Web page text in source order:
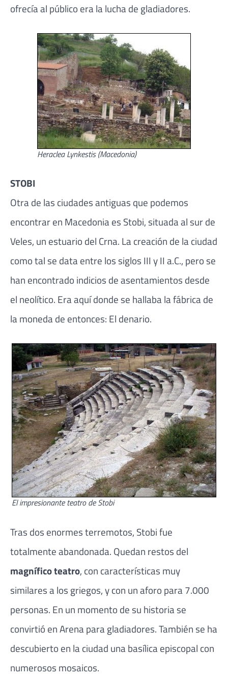
ofrecía al público era la lucha de gladiadores.
Heraclea Lynkestis (Macedonia)
STOBI
Otra de las ciudades antiguas que podemos
encontrar en Macedonia es Stobi, situada al sur de
Veles, un estuario del Crna. La creación de la ciudad
como tal se data entre los siglos III y II a.C., pero se
han encontrado indicios de asentamientos desde
el neolítico. Era aquí donde se hallaba la fábrica de
la moneda de entonces: El denario.
El impresionante teatro de Stobi
Tras dos enormes terremotos, Stobi fue
totalmente abandonada. Quedan restos del
magnífico teatro, con características muy
similares a los griegos, y con un aforo para 7.000
personas. En un momento de su historia se
convirtió en Arena para gladiadores. También se ha
descubierto en la ciudad una basílica episcopal con
numerosos mosaicos.